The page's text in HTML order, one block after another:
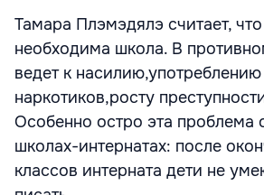
Тамара Плэмэдялэ считает,
необходима школа. В
ведет к насилию,употреблению
наркотиков,росту
Особенно остро эта проблема
школах-интернатах: после
классов интерната дети не